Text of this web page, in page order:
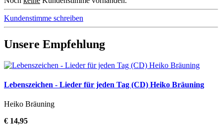
Kundenstimme schreiben
Unsere Empfehlung
Lebenszeichen - Lieder für jeden Tag (CD) Heiko Bräuning
Heiko Bräuning
€ 14,95